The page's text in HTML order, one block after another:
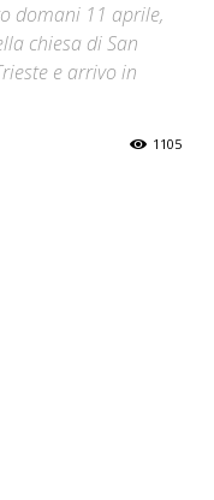
domani 11 aprile,
chiesa di San
e arrivo in
1105